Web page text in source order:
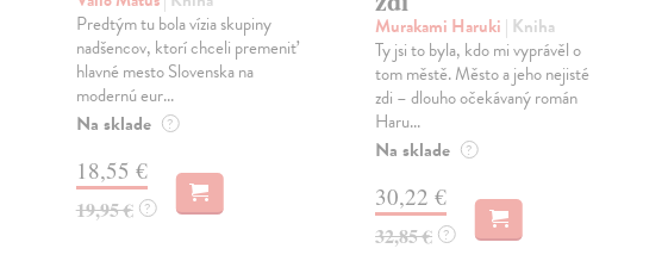
Predtým tu bola vízia skupiny
nadšencov, ktorí chceli premeniť
hlavné mesto Slovenska na
modernú eur...
Na sklade ?
18,55 €
19,95 € ?
Murakami Haruki | Kniha
Ty jsi to byla, kdo mi vyprávěl o
tom městě. Město a jeho nejisté
zdi – dlouho očekávaný román
Haru...
Na sklade ?
30,22 €
32,85 € ?